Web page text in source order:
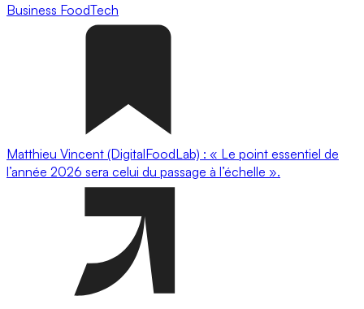
Business FoodTech
Matthieu Vincent (DigitalFoodLab) : « Le point essentiel de
l’année 2026 sera celui du passage à l’échelle ».